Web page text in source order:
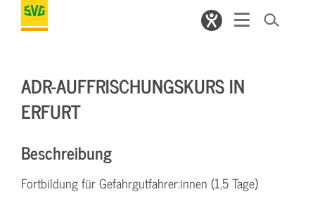
ADR-AUFFRISCHUNGSKURS IN
ERFURT
Beschreibung
Fortbildung für Gefahrgutfahrer:innen (1,5 Tage)